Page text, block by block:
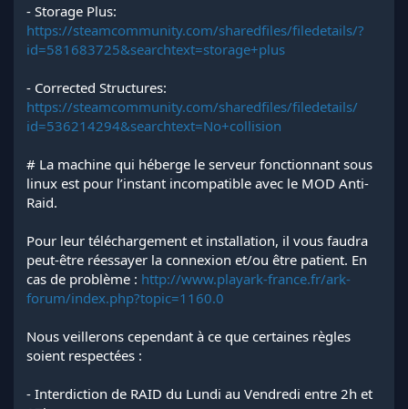
- Storage Plus:
https://steamcommunity.com/sharedfiles/filedetails/?
id=581683725&searchtext=storage+plus
- Corrected Structures:
https://steamcommunity.com/sharedfiles/filedetails/
id=536214294&searchtext=No+collision
# La machine qui héberge le serveur fonctionnant sous
linux est pour l’instant incompatible avec le MOD Anti-
Raid.
Pour leur téléchargement et installation, il vous faudra
peut-être réessayer la connexion et/ou être patient. En
cas de problème : http://www.playark-france.fr/ark-
forum/index.php?topic=1160.0
Nous veillerons cependant à ce que certaines règles
soient respectées :
- Interdiction de RAID du Lundi au Vendredi entre 2h et